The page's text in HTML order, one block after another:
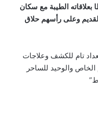
بعلاقاته الطيبة مع سكان
وعلى رأسهم حلاق
تام للكشف وعلاجات
والوحيد للساحر